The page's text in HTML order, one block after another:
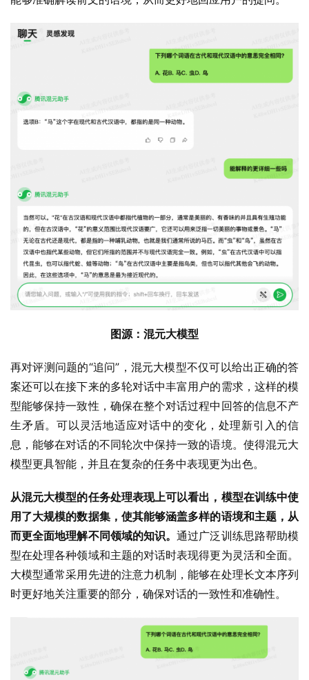
图源：混元大模型
再对评测问题的“追问”，混元大模型不仅可以给出正确的答
案还可以在接下来的多轮对话中丰富用户的需求，这样的模
型能够保持一致性，确保在整个对话过程中回答的信息不产
生矛盾。可以灵活地适应对话中的变化，处理新引入的信
息，能够在对话的不同轮次中保持一致的语境。使得混元大
模型更具智能，并且在复杂的任务中表现更为出色。
从混元大模型的任务处理表现上可以看出，模型在训练中使
用了大规模的数据集，使其能够涵盖多样的语境和主题，从
而更全面地理解不同领域的知识。通过广泛训练思路帮助模
型在处理各种领域和主题的对话时表现得更为灵活和全面。
大模型通常采用先进的注意力机制，能够在处理长文本序列
时更好地关注重要的部分，确保对话的一致性和准确性。